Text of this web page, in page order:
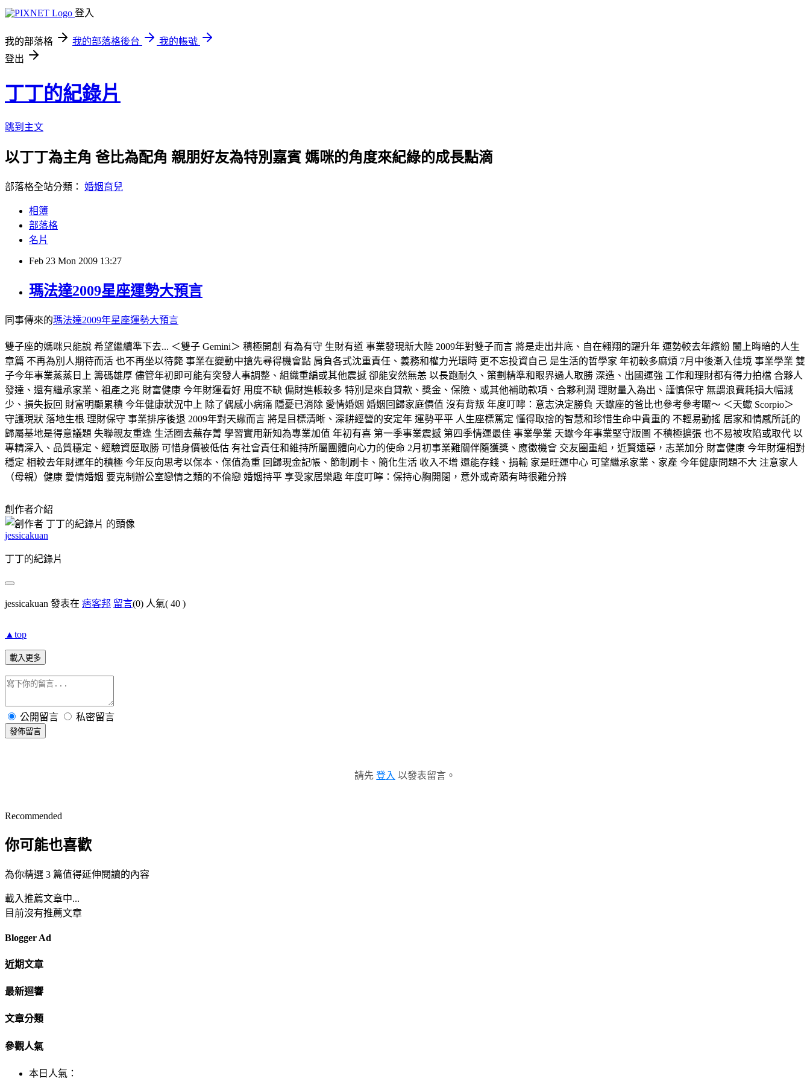
登入
我的部落格 我的部落格後台
我的帳號
登出
丁丁的紀錄片
跳到主文
以丁丁為主角 爸比為配角 親朋好友為特別嘉賓 媽咪的角度來紀綠的成長點滴
部落格全站分類： 婚姻育兒
相簿
部落格
名片
Feb 23 Mon 2009 13:27
瑪法達2009星座運勢大預言
同事傳來的瑪法達2009年星座運勢大預言
雙子座的媽咪只能說 希望繼續準下去... ＜雙子 Gemini＞ 積極開創 有為有守 生財有道 事業發現新大陸 2009年對雙子而言 將是走出井底、自在翱翔的躍升年 運勢較去年繽紛 闔上晦暗的人生
章篇 不再為別人期待而活 也不再坐以待斃 事業在變動中搶先尋得機會點 肩負各式沈重責任、義務和權力光環時 更不忘投資自己 是生活的哲學家 年初較多麻煩 7月中後漸入佳境 事業學業 雙
子今年事業蒸蒸日上 籌碼雄厚 儘管年初即可能有突發人事調整、組織重編或其他震撼 卻能安然無恙 以長跑耐久、策劃精準和眼界過人取勝 深造、出國運強 工作和理財都有得力拍檔 合夥人
發達、還有繼承家業、祖產之兆 財富健康 今年財運看好 用度不缺 偏財進帳較多 特別是來自貸款、獎金、保險、或其他補助款項、合夥利潤 理財量入為出、謹慎保守 無謂浪費耗損大幅減
少、損失扳回 財富明顯累積 今年健康狀況中上 除了偶感小病痛 隱憂已消除 愛情婚姻 婚姻回歸家庭價值 沒有背叛 年度叮嚀：意志決定勝負 天蠍座的爸比也參考參考囉～ ＜天蠍 Scorpio＞
守護現狀 落地生根 理財保守 事業排序後退 2009年對天蠍而言 將是目標清晰、深耕經營的安定年 運勢平平 人生座標篤定 懂得取捨的智慧和珍惜生命中貴重的 不輕易動搖 居家和情感所託的
歸屬基地是得意議題 失聯親友重逢 生活圈去蕪存菁 學習實用新知為專業加值 年初有喜 第一季事業震撼 第四季情運最佳 事業學業 天蠍今年事業堅守版圖 不積極擴張 也不易被攻陷或取代 以
專精深入、品質穩定、經驗資歷取勝 可惜身價被低估 有社會責任和維持所屬團體向心力的使命 2月初事業難關伴隨獲獎、應徵機會 交友圈重組，近賢遠惡，志業加分 財富健康 今年財運相對
穩定 相較去年財運年的積極 今年反向思考以保本、保值為重 回歸現金記帳、節制刷卡、簡化生活 收入不增 還能存錢、捐輸 家是旺運中心 可望繼承家業、家產 今年健康問題不大 注意家人
（母親）健康 愛情婚姻 要克制辦公室戀情之類的不倫戀 婚姻持平 享受家居樂趣 年度叮嚀：保持心胸開闊，意外或奇蹟有時很難分辨
創作者介紹
jessicakuan
丁丁的紀錄片
jessicakuan 發表在 痞客邦 留言(0) 人氣( 40 )
▲top
載入更多
公開留言 私密留言
發佈留言
請先 登入 以發表留言。
Recommended
你可能也喜歡
為你精選 3 篇值得延伸閱讀的內容
載入推薦文章中...
目前沒有推薦文章
Blogger Ad
近期文章
最新迴響
文章分類
參觀人氣
本日人氣：